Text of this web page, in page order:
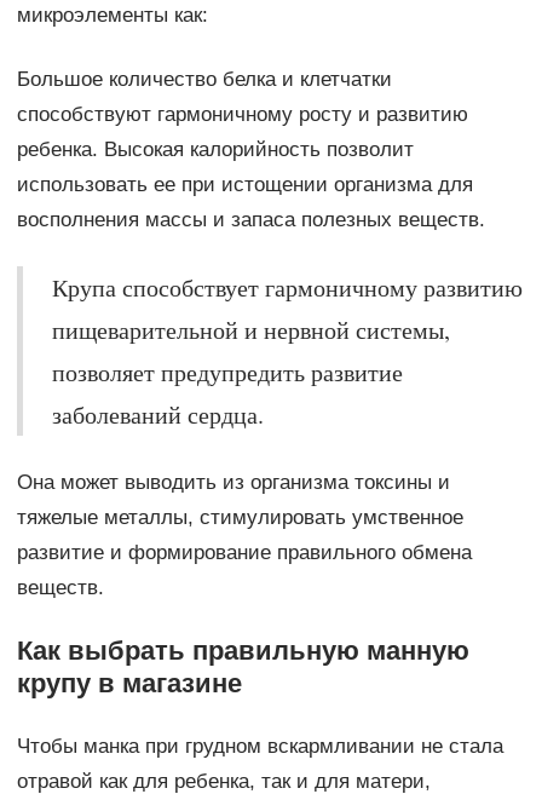
микроэлементы как:
Большое количество белка и клетчатки
способствуют гармоничному росту и развитию
ребенка. Высокая калорийность позволит
использовать ее при истощении организма для
восполнения массы и запаса полезных веществ.
Крупа способствует гармоничному развитию
пищеварительной и нервной системы,
позволяет предупредить развитие
заболеваний сердца.
Она может выводить из организма токсины и
тяжелые металлы, стимулировать умственное
развитие и формирование правильного обмена
веществ.
Как выбрать правильную манную
крупу в магазине
Чтобы манка при грудном вскармливании не стала
отравой как для ребенка, так и для матери,